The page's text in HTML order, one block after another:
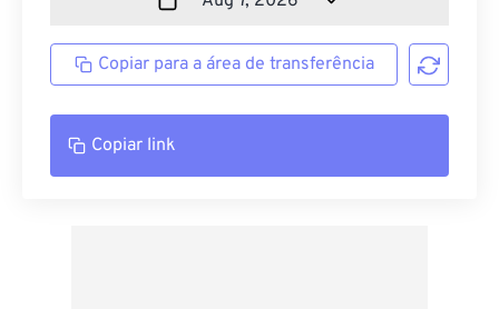
Copiar para a área de transferência
Copiar link